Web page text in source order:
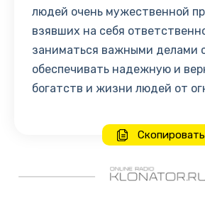
людей очень мужественной
взявших на себя
заниматься важными делами
обеспечивать надежную и
богатств и жизни людей от
Скопировать